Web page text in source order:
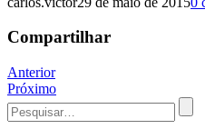
Compartilhar
Navegação
de
Post
Anterior
Próximo
Procurar
por: